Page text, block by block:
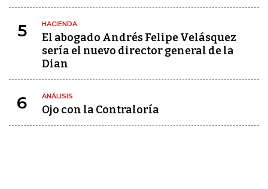
5 HACIENDA
El abogado Andrés Felipe Velásquez
sería el nuevo director general de la
Dian
6 ANÁLISIS
Ojo con la Contraloría